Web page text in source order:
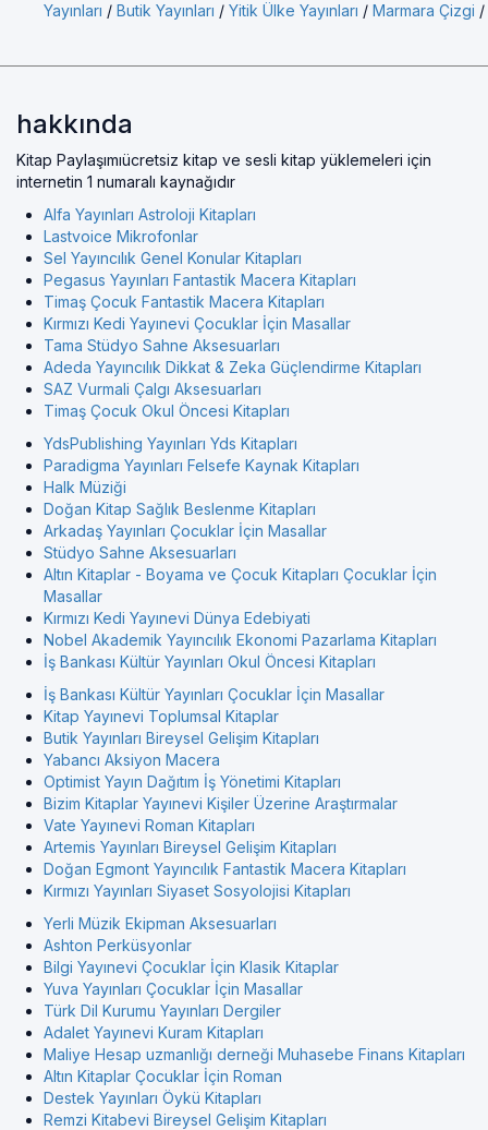
Yayınları / Butik Yayınları / Yitik Ülke Yayınları / Marmara Çizgi /
hakkında
Kitap Paylaşımıücretsiz kitap ve sesli kitap yüklemeleri için
internetin 1 numaralı kaynağıdır
Alfa Yayınları Astroloji Kitapları
Lastvoice Mikrofonlar
Sel Yayıncılık Genel Konular Kitapları
Pegasus Yayınları Fantastik Macera Kitapları
Timaş Çocuk Fantastik Macera Kitapları
Kırmızı Kedi Yayınevi Çocuklar İçin Masallar
Tama Stüdyo Sahne Aksesuarları
Adeda Yayıncılık Dikkat & Zeka Güçlendirme Kitapları
SAZ Vurmali Çalgı Aksesuarları
Timaş Çocuk Okul Öncesi Kitapları
YdsPublishing Yayınları Yds Kitapları
Paradigma Yayınları Felsefe Kaynak Kitapları
Halk Müziği
Doğan Kitap Sağlık Beslenme Kitapları
Arkadaş Yayınları Çocuklar İçin Masallar
Stüdyo Sahne Aksesuarları
Altın Kitaplar - Boyama ve Çocuk Kitapları Çocuklar İçin
Masallar
Kırmızı Kedi Yayınevi Dünya Edebiyati
Nobel Akademik Yayıncılık Ekonomi Pazarlama Kitapları
İş Bankası Kültür Yayınları Okul Öncesi Kitapları
İş Bankası Kültür Yayınları Çocuklar İçin Masallar
Kitap Yayınevi Toplumsal Kitaplar
Butik Yayınları Bireysel Gelişim Kitapları
Yabancı Aksiyon Macera
Optimist Yayın Dağıtım İş Yönetimi Kitapları
Bizim Kitaplar Yayınevi Kişiler Üzerine Araştırmalar
Vate Yayınevi Roman Kitapları
Artemis Yayınları Bireysel Gelişim Kitapları
Doğan Egmont Yayıncılık Fantastik Macera Kitapları
Kırmızı Yayınları Siyaset Sosyolojisi Kitapları
Yerli Müzik Ekipman Aksesuarları
Ashton Perküsyonlar
Bilgi Yayınevi Çocuklar İçin Klasik Kitaplar
Yuva Yayınları Çocuklar İçin Masallar
Türk Dil Kurumu Yayınları Dergiler
Adalet Yayınevi Kuram Kitapları
Maliye Hesap uzmanlığı derneği Muhasebe Finans Kitapları
Altın Kitaplar Çocuklar İçin Roman
Destek Yayınları Öykü Kitapları
Remzi Kitabevi Bireysel Gelişim Kitapları